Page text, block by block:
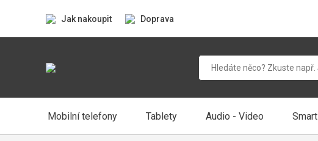
Jak nakoupit Doprava
Mobilní telefony Tablety Audio - Video Smart